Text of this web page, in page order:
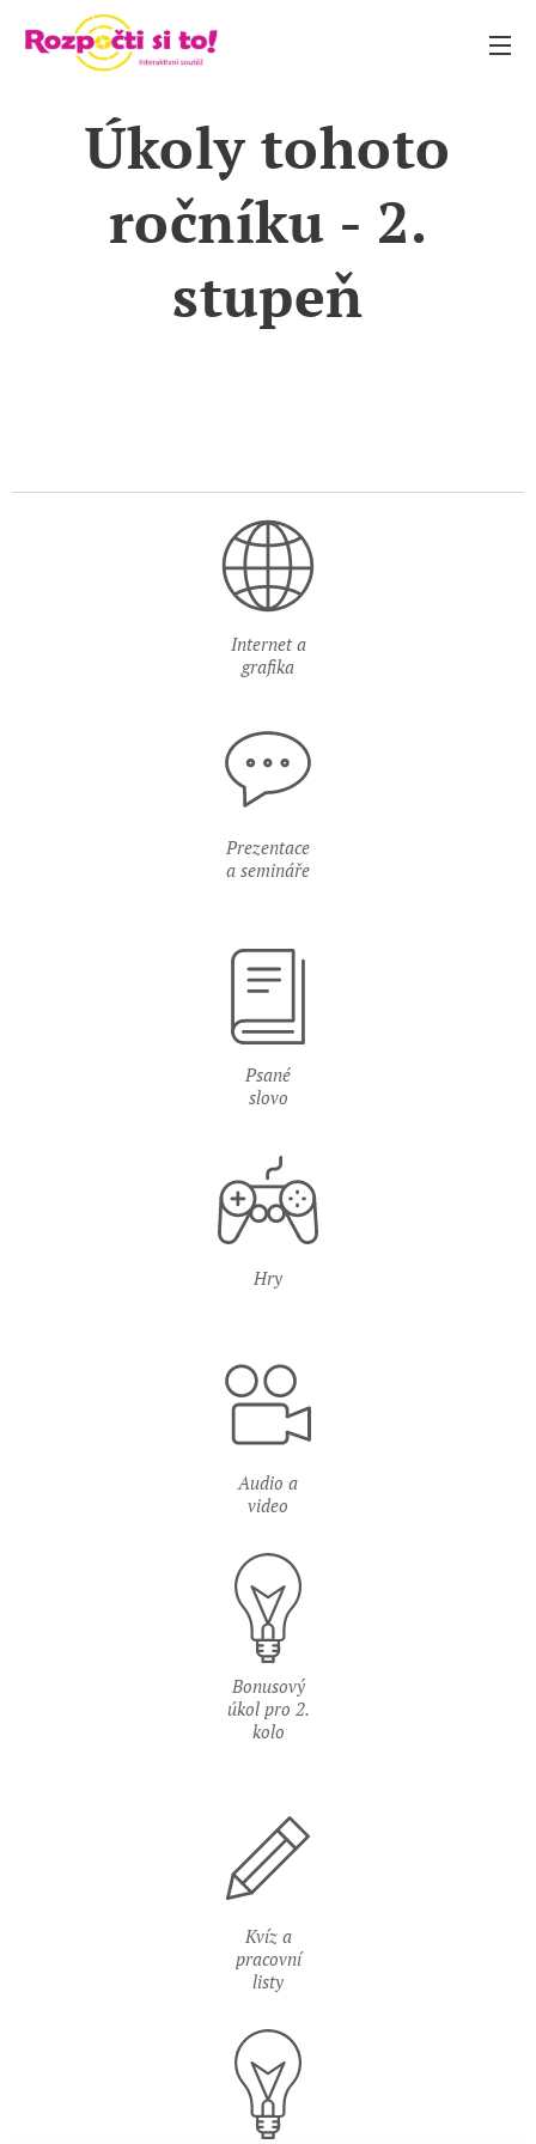
Úkoly tohoto
ročníku - 2.
stupeň
Internet a
grafika
Prezentace
a semináře
Psané
slovo
Hry
Audio a
video
Bonusový
úkol pro 2.
kolo
Kvíz a
pracovní
listy